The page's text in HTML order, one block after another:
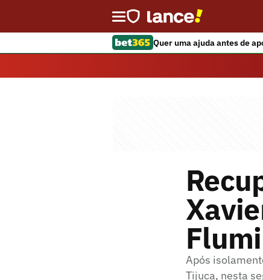
Quer uma ajuda antes de
Após
Tijuca, nesta